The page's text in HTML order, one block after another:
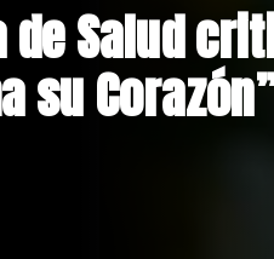
Apelaciones
de